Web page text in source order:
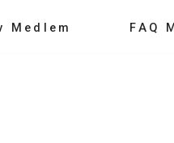
Medlem FAQ